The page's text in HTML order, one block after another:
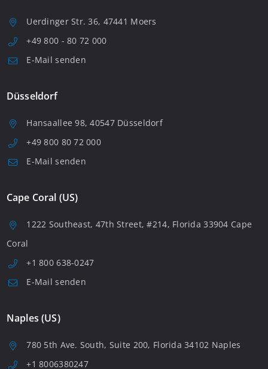
Uerdinger Str. 36, 47441 Moers
+49 800 - 80 72 000
E-Mail senden
Düsseldorf
Hansaallee 98, 40547 Düsseldorf
+49 800 80 72 000
E-Mail senden
Cape Coral (US)
1222 Southeast, 47th Street, #214, Florida 33904 Cape
Coral
+1 800 638-0247
E-Mail senden
Naples (US)
780 5th Ave. South, Suite 200, Florida 34102 Naples
+1 8006380247